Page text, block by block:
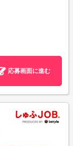
応募画面に進む